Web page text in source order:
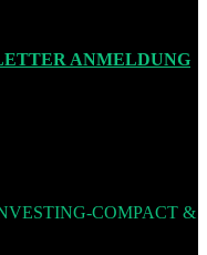
ANMELDUNG
COMPACT &